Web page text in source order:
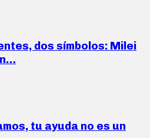
dos símbolos: Milei
tu ayuda no es un